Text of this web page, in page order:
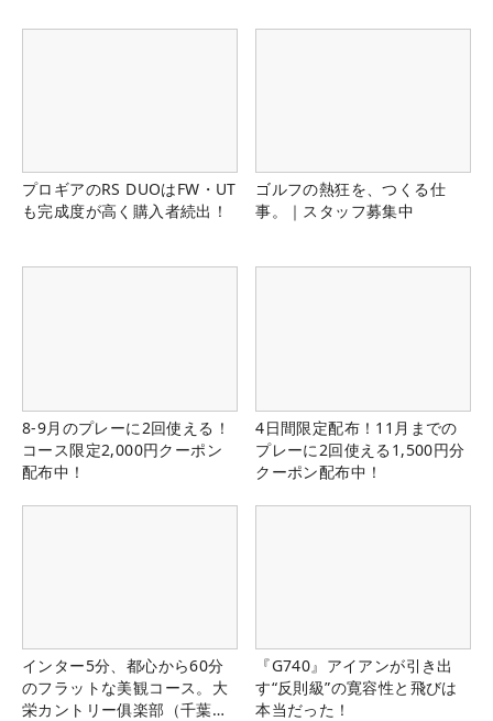
プロギアのRS DUOはFW・UT
も完成度が高く購入者続出！
ゴルフの熱狂を、つくる仕
事。｜スタッフ募集中
8-9月のプレーに2回使える！
コース限定2,000円クーポン
配布中！
4日間限定配布！11月までの
プレーに2回使える1,500円分
クーポン配布中！
インター5分、都心から60分
のフラットな美観コース。大
栄カントリー俱楽部（千葉
『G740』アイアンが引き出
す“反則級”の寛容性と飛びは
本当だった！